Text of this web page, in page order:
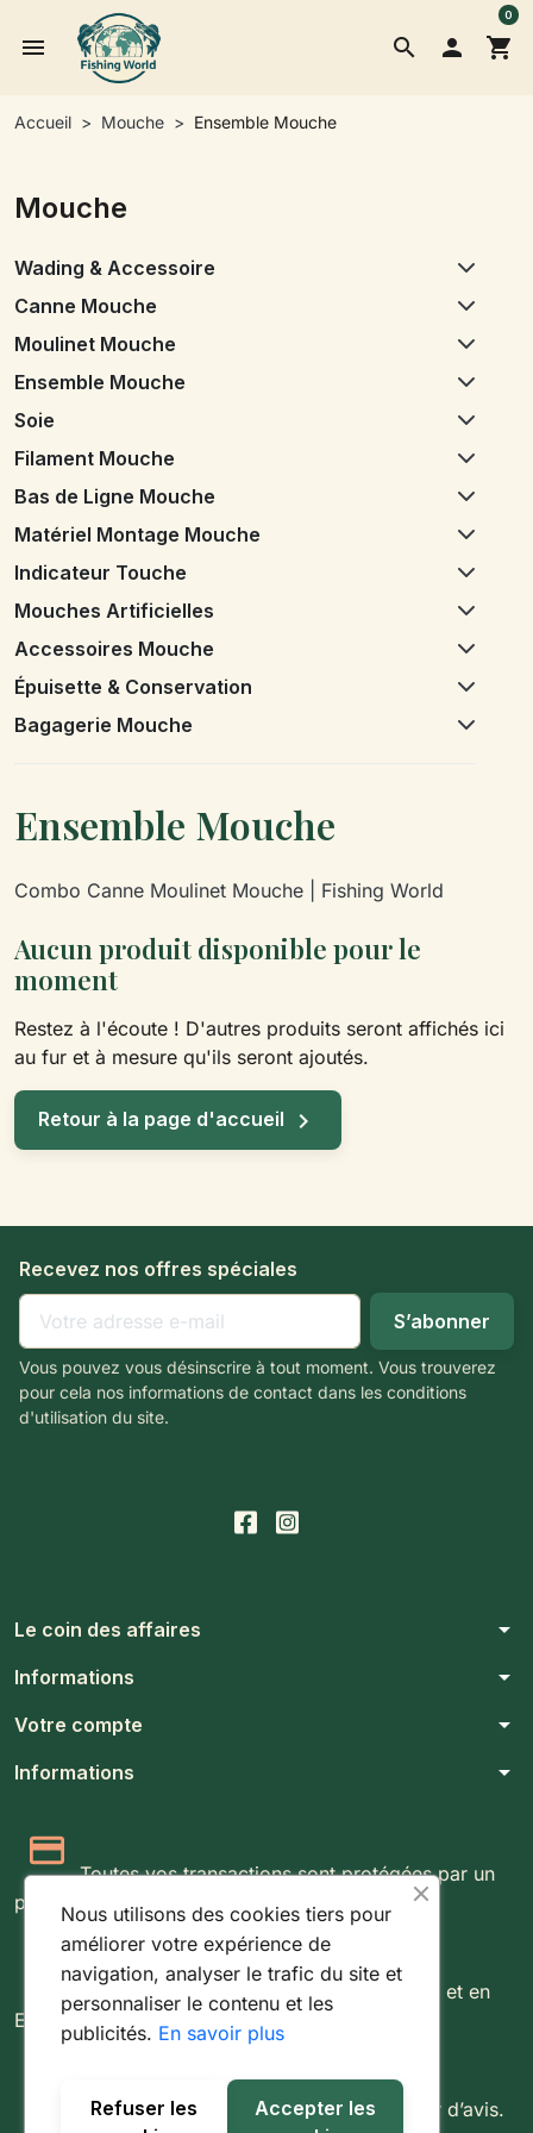
search
menu  shopping_cart
0
Accueil Mouche Ensemble Mouche
Mouche
Wading & Accessoire
Canne Mouche
Moulinet Mouche
Ensemble Mouche
Soie
Filament Mouche
Bas de Ligne Mouche
Matériel Montage Mouche
Indicateur Touche
Mouches Artificielles
Accessoires Mouche
Épuisette & Conservation
Bagagerie Mouche
Ensemble Mouche
Combo Canne Moulinet Mouche | Fishing World
Aucun produit disponible pour le
moment
Restez à l'écoute ! D'autres produits seront affichés ici
au fur et à mesure qu'ils seront ajoutés.
Retour à la page d'accueil 
Recevez nos offres spéciales
Vous pouvez vous désinscrire à tout moment. Vous trouverez
pour cela nos informations de contact dans les conditions
d'utilisation du site.
Le coin des affaires arrow_drop_down
Informations arrow_drop_down
Votre compte arrow_drop_down
Informations arrow_drop_down
Toutes vos transactions sont protégées par un
protocole SSL 256 bits.
Expédition rapide & suivie
Livraison rapide partout au Luxembourg et en
Europe.
Retours simples sous 14 jours
Vous disposez de 14 jours pour changer d’avis.
Nous utilisons des cookies tiers pour
améliorer votre expérience de
navigation, analyser le trafic du site et
personnaliser le contenu et les
publicités. En savoir plus
Accepter les
Refuser les